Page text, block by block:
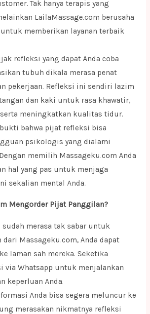
Tak hanya terapis yang
LailaMassage.com berusaha
memberikan layanan terbaik
refleksi yang dapat Anda coba
tubuh dikala merasa penat
pekerjaan. Refleksi ini sendiri lazim
dan kaki untuk rasa khawatir,
meningkatkan kualitas tidur.
bahwa pijat refleksi bisa
psikologis yang dialami
memilih Massageku.com Anda
hal yang pas untuk menjaga
sekalian mental Anda.
Mengorder Pijat Panggilan?
sudah merasa tak sabar untuk
dari Massageku.com, Anda dapat
laman sah mereka. Seketika
via Whatsapp untuk menjalankan
keperluan Anda.
Anda bisa segera meluncur ke
merasakan nikmatnya refleksi